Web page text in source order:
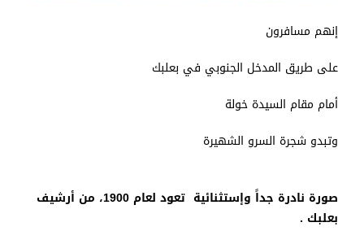
إنهم مسافرون
على طريق المدخل الجنوبي في بعلبك
أمام مقام السيدة خولة
وتبدو شجرة السرو الشهيرة
صورة نادرة جداً وإستثنائية تعود لعام 1900 ، من أرشيف
بعلبك .